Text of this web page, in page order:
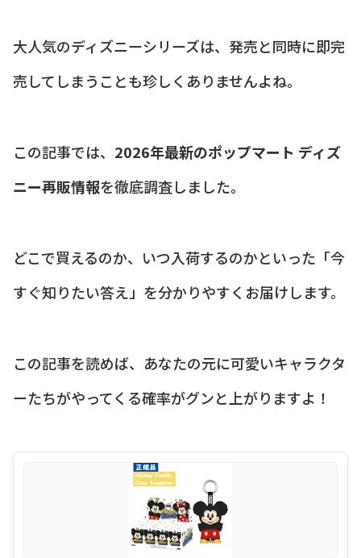
大人気のディズニーシリーズは、発売と同時に即完
売してしまうことも珍しくありませんよね。
この記事では、 2026年最新のポップマート ディズ
ニー再販情報を徹底調査しました。
どこで買えるのか、いつ入荷するのかといった「今
すぐ知りたい答え」を分かりやすくお届けします。
この記事を読めば、あなたの元に可愛いキャラクタ
ーたちがやってくる確率がグンと上がりますよ！